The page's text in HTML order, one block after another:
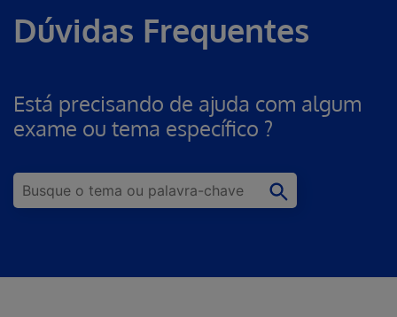
Dúvidas Frequentes
Está precisando de ajuda com algum
exame ou tema específico ?